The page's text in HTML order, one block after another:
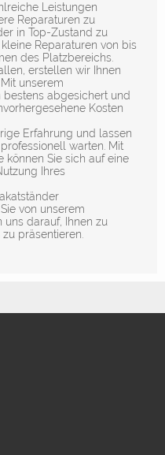
Leistungen
Reparaturen zu
in Top-Zustand zu
Reparaturen von bis
des Platzbereichs.
erstellen wir Ihnen
unserem
abgesichert und
Kosten
Erfahrung und lassen
warten. Mit
können Sie sich auf eine
Ihres
von unserem
uns darauf, Ihnen zu
präsentieren.